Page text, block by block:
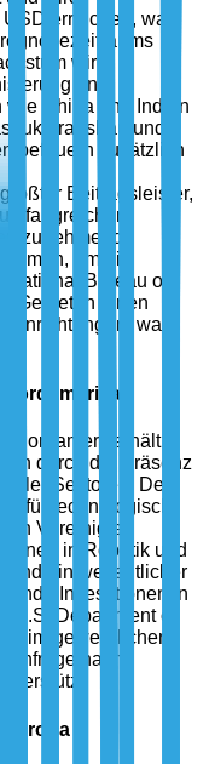
erreichen, was
wird
und
wie China und Indien
und
befeuern zusätzlich
Beitragsleister,
zunehmend
um die
National Bureau of
Gebieten einen
was
Nordamerika hält
durch die Präsenz
Sektoren. Der
für technologisch
Vereinigten
in Robotik und
sind ein wesentlicher
Investitionen in
U.S. Department of
im gewerblichen
nach
Europa